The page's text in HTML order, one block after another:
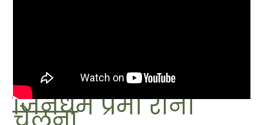
जिनधर्म प्रेमी रानी